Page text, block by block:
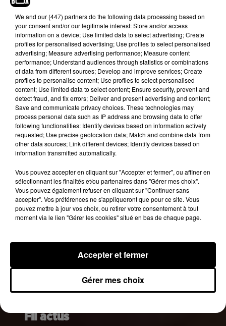
Publié : 13 octobre 2019 à 18h45 par Aurélie
Voir cette publication sur Instagram
Je viens de vivre le plus beau jour de toute ma
vie ... Ce que je ressens aujourd’hui est
inexplicable. Mon mari et moi sommes à présent
parents. Milann , le fruit de notre amour, est né
merveilleux petit ange de 3kg620 �xÈxÈ Il se
porte à merveille et notre bonheur est infini . Je
ne trouve pas les mots pour décrire notre joie .
Nous sommes comblés d’amour ❤️ Merci à mon
�xÈ�x"ÈxÈ
Une publication partagée parNabilla Vergara(@nabilla) le
Fil actus
We and our (447) partnersdo the following data processing based on
your consent and/or our legitimate interest: Store and/or access
information on a device; Use limited data to select advertising; Create
profiles for personalised advertising; Use profiles to select personalised
advertising; Measure advertising performance; Measure content
performance; Understand audiences through statistics or combinations
of data from different sources; Develop and improve services; Create
profiles to personalise content; Use profiles to select personalised
content; Use limited data to select content; Ensure security, prevent and
detect fraud, and fix errors; Deliver and present advertising and content;
Save and communicate privacy choices. These technologies may
process personal data such as IP address and browsing data to offer
following functionalities: Identify devices based on information actively
requested; Use precise geolocation data; Match and combine data from
other data sources; Link different devices; Identify devices based on
information transmitted automatically.
Vous pouvez accepter en cliquant sur "Accepter et fermer", ou affiner en
sélectionnant les finalités et/ou partenaires dans "Gérer mes choix".
Vous pouvez également refuser en cliquant sur "Continuer sans
accepter". Vos préférences ne s'appliqueront que pour ce site. Vous
pouvez mettre à jour vos choix, ou retirer votre consentement à tout
moment via le lien "Gérer les cookies" situé en bas de chaque page.
Gérer mes choix
Accepter et fermer